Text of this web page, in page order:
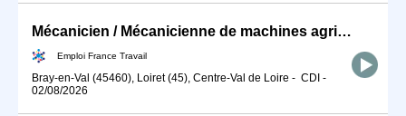
Mécanicien / Mécanicienne de machines agricoles (H/F)
Emploi France Travail
Bray-en-Val (45460), Loiret (45), Centre-Val de Loire - CDI -
02/08/2026